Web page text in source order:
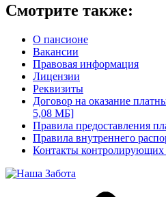
Смотрите также:
О пансионе
Вакансии
Правовая информация
Лицензии
Реквизиты
Договор на оказание
5,08 МБ]
Правила предоставления
Правила внутреннего
Контакты контролирующих